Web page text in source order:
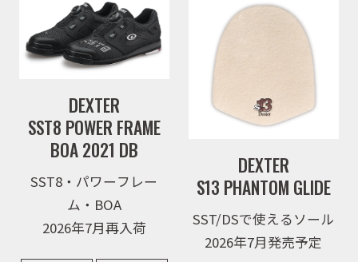
DEXTER
SST8 POWER FRAME
BOA 2021 DB
SST8・パワーフレー
ム・BOA
2026年7月再入荷
DEXTER
S13 PHANTOM GLIDE
SST/DSで使えるソール
2026年7月発売予定